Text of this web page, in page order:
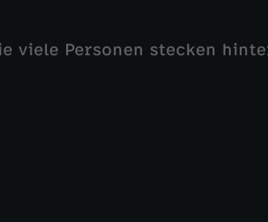
viele Personen stecken